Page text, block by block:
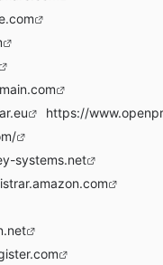
https://
systems.net